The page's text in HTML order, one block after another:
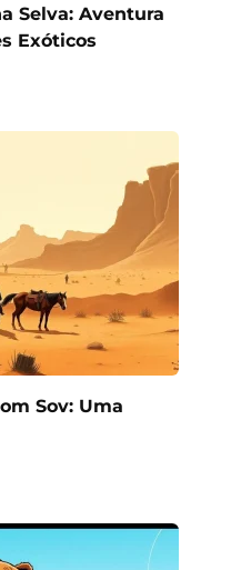
Selva: Aventura
Exóticos
Sov: Uma